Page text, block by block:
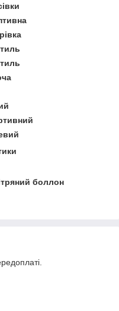
боллон